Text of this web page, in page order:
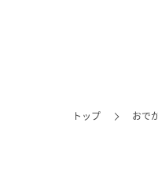
トップ おで